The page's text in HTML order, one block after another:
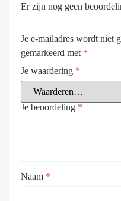
Er zijn nog geen
Je e-mailadres wordt niet
gemarkeerd met *
Je waardering *
Je beoordeling *
Naam *